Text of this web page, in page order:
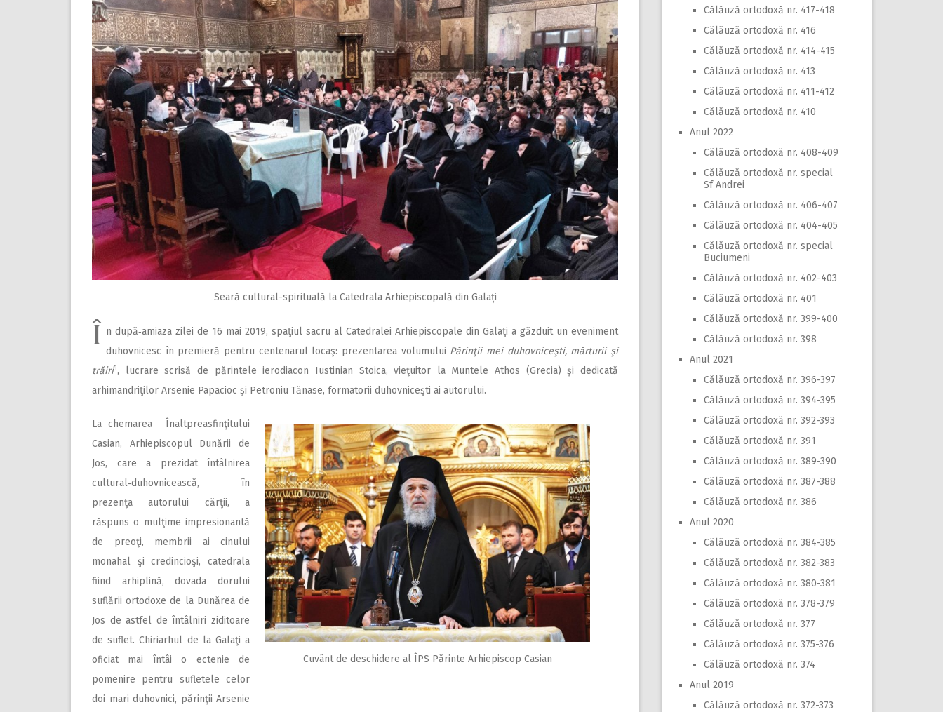
Seară cultural-spirituală la Catedrala Arhiepiscopală din Galați
Î n după‑amiaza zilei de 16 mai 2019, spaţiul sacru al Catedralei Arhiepiscopale din Galaţi a găzduit un eveniment
duhovnicesc în premieră pentru centenarul locaş: prezentarea volumului Părinţii mei duhovniceşti, mărturii şi
trăiri1, lucrare scrisă de părintele ierodiacon Iustinian Stoica, vieţuitor la Muntele Athos (Grecia) şi dedicată
arhimandriţilor Arsenie Papacioc şi Petroniu Tănase, formatorii duhovniceşti ai autorului.
Cuvânt de deschidere al ÎPS Părinte Arhiepiscop Casian
La chemarea Înaltprea­sfin­ţi­tu­lui
Casian, Arhiepiscopul Du­­nării de
Jos, care a prezidat întâlnirea
cultural‑duhovnicească, în
prezenţa autorului cărţii, a
răspuns o mulţime impresionantă
de preoţi, membrii ai cinului
monahal şi credincioşi, catedrala
fiind arhiplină, dovada dorului
suflării ortodoxe de la Dunărea de
Jos de astfel de întâlniri ziditoare
de suflet. Chiriarhul de la Galaţi a
oficiat mai întâi o ectenie de
pomenire pentru sufletele celor
doi mari duhovnici, părinţii Arsenie
Călăuză ortodoxă nr. 417-418
Călăuză ortodoxă nr. 416
Călăuză ortodoxă nr. 414-415
Călăuză ortodoxă nr. 413
Călăuză ortodoxă nr. 411-412
Călăuză ortodoxă nr. 410
Anul 2022
Călăuză ortodoxă nr. 408-409
Călăuză ortodoxă nr. special
Sf Andrei
Călăuză ortodoxă nr. 406-407
Călăuză ortodoxă nr. 404-405
Călăuză ortodoxă nr. special
Buciumeni
Călăuză ortodoxă nr. 402-403
Călăuză ortodoxă nr. 401
Călăuză ortodoxă nr. 399-400
Călăuză ortodoxă nr. 398
Anul 2021
Călăuză ortodoxă nr. 396-397
Călăuză ortodoxă nr. 394-395
Călăuză ortodoxă nr. 392-393
Călăuză ortodoxă nr. 391
Călăuză ortodoxă nr. 389-390
Călăuză ortodoxă nr. 387-388
Călăuză ortodoxă nr. 386
Anul 2020
Călăuză ortodoxă nr. 384-385
Călăuză ortodoxă nr. 382-383
Călăuză ortodoxă nr. 380-381
Călăuză ortodoxă nr. 378-379
Călăuză ortodoxă nr. 377
Călăuză ortodoxă nr. 375-376
Călăuză ortodoxă nr. 374
Anul 2019
Călăuză ortodoxă nr. 372-373